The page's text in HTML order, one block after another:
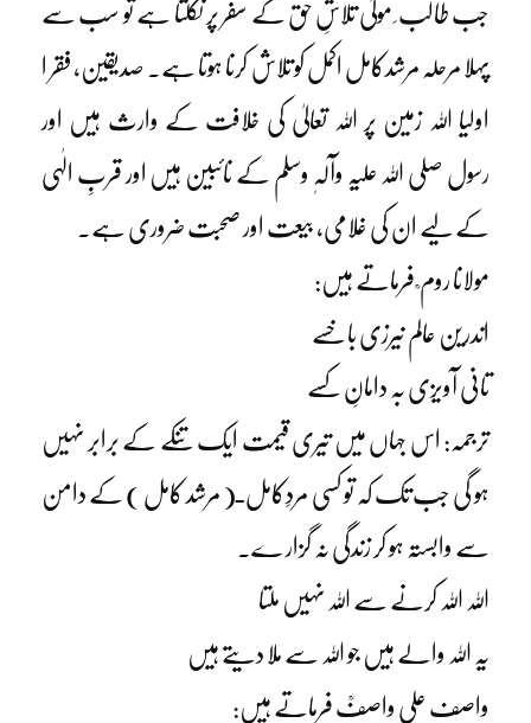
جب طالب ِ مولیٰ تلاشِ حق کے سفر پر نکلتا ہے تو سب سے
پہلا مرحلہ مرشدکامل اکمل کو تلاش کرنا ہوتا ہے۔ صدیقین، فقر ا
اولیا اللہ زمین پر اللہ تعالیٰ کی خلافت کے وارث ہیں اور
رسول صلی اللہ علیہ وآلہٖ وسلم کے نائبین ہیں اور قربِ الٰہی
کے لیے ان کی غلامی، بیعت اور صحبت ضروری ہے۔
مولانا روم ؒ فرماتے ہیں:
اندرین عالم نیرزی باخسے
تانی آویزی بہ دامانِ کسے
ترجمہ: اس جہاں میں تیری قیمت ایک تنکے کے برابر نہیں
ہو گی جب تک کہ تو کسی مردِکامل ـ( مرشد کامل ) کے دامن
سے وابستہ ہو کر زندگی نہ گزار ے۔
اللہ اللہ کرنے سے اللہ نہیں ملتا
یہ اللہ والے ہیں جو اللہ سے ملا دیتے ہیں
واصف علی واصفؒ فرماتے ہیں: